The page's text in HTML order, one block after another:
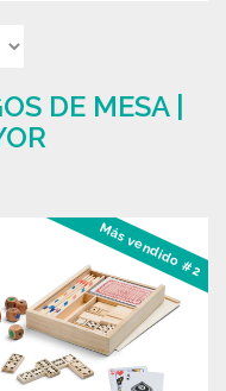
DE MESA |
Más vendido #2